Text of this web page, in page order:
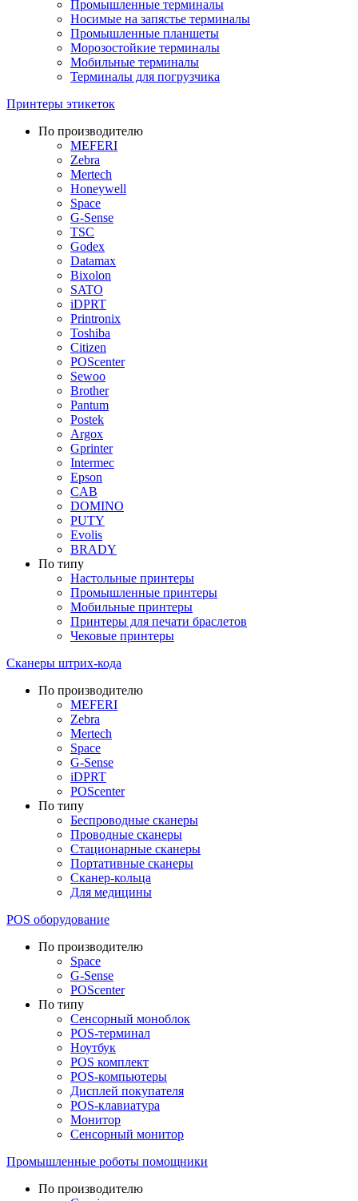
Промышленные терминалы
Носимые на запястье терминалы
Промышленные планшеты
Морозостойкие терминалы
Мобильные терминалы
Терминалы для погрузчика
Принтеры этикеток
По производителю
MEFERI
Zebra
Mertech
Honeywell
Space
G-Sense
TSC
Godex
Datamax
Bixolon
SATO
iDPRT
Printronix
Toshiba
Citizen
POScenter
Sewoo
Brother
Pantum
Postek
Argox
Gprinter
Intermec
Epson
CAB
DOMINO
PUTY
Evolis
BRADY
По типу
Настольные принтеры
Промышленные принтеры
Мобильные принтеры
Принтеры для печати браслетов
Чековые принтеры
Сканеры штрих-кода
По производителю
MEFERI
Zebra
Mertech
Space
G-Sense
iDPRT
POScenter
По типу
Беспроводные сканеры
Проводные сканеры
Стационарные сканеры
Портативные сканеры
Сканер-кольца
Для медицины
POS оборудование
По производителю
Space
G-Sense
POScenter
По типу
Сенсорный моноблок
POS-терминал
Ноутбук
POS комплект
POS-компьютеры
Дисплей покупателя
POS-клавиатура
Монитор
Сенсорный монитор
Промышленные роботы помощники
По производителю